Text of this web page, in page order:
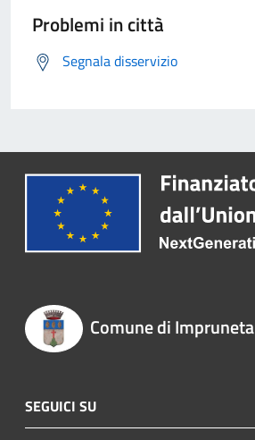
Problemi in città
Segnala disservizio
Comune di Impruneta
SEGUICI SU